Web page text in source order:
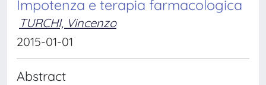
Impotenza e terapia farmacologica
TURCHI, Vincenzo
2015-01-01
Abstract